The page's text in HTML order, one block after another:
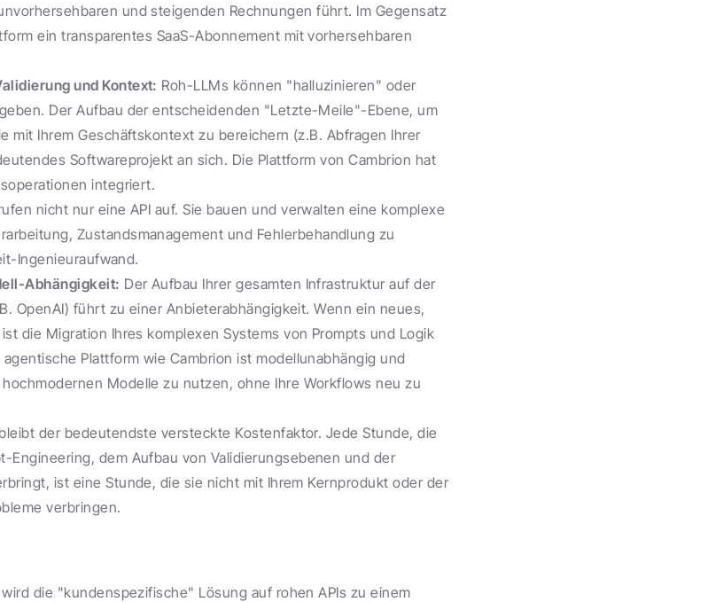
und steigenden Rechnungen führt. Im Gegensatz
ein transparentes SaaS-Abonnement mit vorhersehbaren
und Kontext: Roh-LLMs können "halluzinieren" oder
Der Aufbau der entscheidenden "Letzte-Meile"-Ebene, um
mit Ihrem Geschäftskontext zu bereichern (z.B. Abfragen Ihrer
Softwareprojekt an sich. Die Plattform von Cambrion hat
integriert.
nicht nur eine API auf. Sie bauen und verwalten eine komplexe
Zustandsmanagement und Fehlerbehandlung zu
Ingenieuraufwand.
Abhängigkeit: Der Aufbau Ihrer gesamten Infrastruktur auf der
OpenAI) führt zu einer Anbieterabhängigkeit. Wenn ein neues,
die Migration Ihres komplexen Systems von Prompts und Logik
Plattform wie Cambrion ist modellunabhängig und
Modelle zu nutzen, ohne Ihre Workflows neu zu
der bedeutendste versteckte Kostenfaktor. Jede Stunde, die
Engineering, dem Aufbau von Validierungsebenen und der
ist eine Stunde, die sie nicht mit Ihrem Kernprodukt oder der
verbringen.
die "kundenspezifische" Lösung auf rohen APIs zu einem